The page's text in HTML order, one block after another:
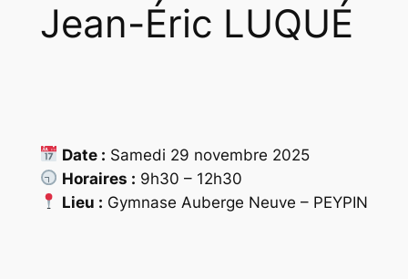
Jean-Éric LUQUÉ
Date : Samedi 29 novembre 2025
Horaires : 9h30 – 12h30
Lieu : Gymnase Auberge Neuve – PEYPIN